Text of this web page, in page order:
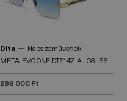
Dita — Napszemüvegek
META-EVO ONE DTS147-A - 03 - 56
286 000 Ft